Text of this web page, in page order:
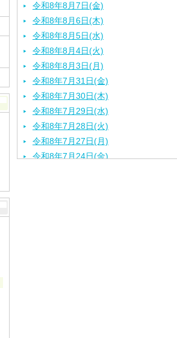
令和8年8月7日(金)
令和8年8月6日(木)
令和8年8月5日(水)
令和8年8月4日(火)
令和8年8月3日(月)
令和8年7月31日(金)
令和8年7月30日(木)
令和8年7月29日(水)
令和8年7月28日(火)
令和8年7月27日(月)
令和8年7月24日(金)